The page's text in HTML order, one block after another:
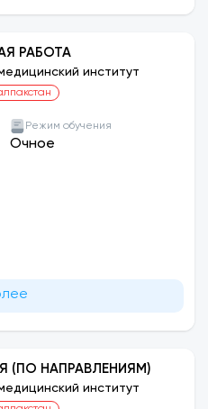
РАБОТА
институт
Режим обучения
Очное
(ПО НАПРАВЛЕНИЯМ)
институт